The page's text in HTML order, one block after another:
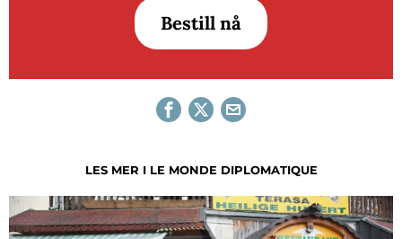
Bestill nå
LES MER I LE MONDE DIPLOMATIQUE